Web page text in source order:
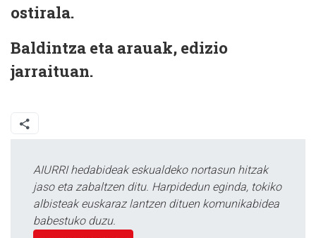
ostirala.
Baldintza eta arauak, edizio
jarraituan.
AIURRI hedabideak eskualdeko nortasun hitzak
jaso eta zabaltzen ditu. Harpidedun eginda, tokiko
albisteak euskaraz lantzen dituen komunikabidea
babestuko duzu.